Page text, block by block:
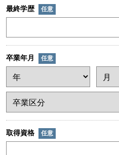
最終学歴 任意
卒業年月 任意
取得資格 任意